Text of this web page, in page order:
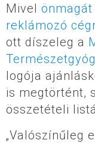
Mivel
reklámozó
ott díszeleg a
logója
is megtörtént,
összetételi
„Valószínűleg